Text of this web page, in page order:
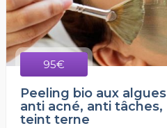
95€
Peeling bio aux algues
anti acné, anti tâches,
teint terne